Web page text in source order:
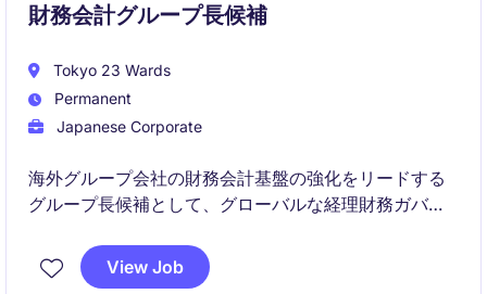
財務会計グループ長候補
Tokyo 23 Wards
Permanent
Japanese Corporate
海外グループ会社の財務会計基盤の強化をリードする
グループ長候補として、グローバルな経理財務ガバナ
また、海外事業拡大に伴うM&Aや新規拠点設立を含む
View Job